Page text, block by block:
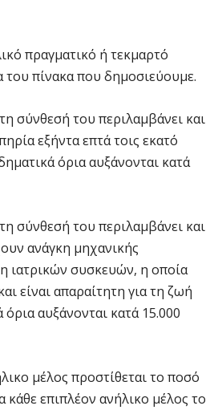
πραγματικό ή τεκμαρτό
του πίνακα που δημοσιεύουμε.
σύνθεσή του περιλαμβάνει και
εξήντα επτά τοις εκατό
όρια αυξάνονται κατά
σύνθεσή του περιλαμβάνει και
ανάγκη μηχανικής
ιατρικών συσκευών, η οποία
είναι απαραίτητη για τη ζωή
αυξάνονται κατά 15.000
μέλος προστίθεται το ποσό
κάθε επιπλέον ανήλικο μέλος το